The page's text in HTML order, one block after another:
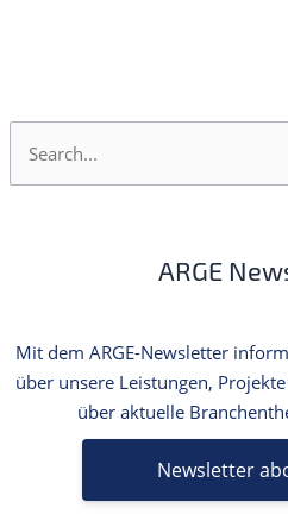
h
ARGE
Mit dem ARGE-Newsletter
über unsere Leistungen,
über aktuelle
Newsletter